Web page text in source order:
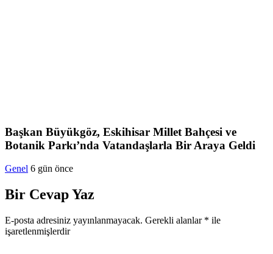
Başkan Büyükgöz, Eskihisar Millet Bahçesi ve
Botanik Parkı’nda Vatandaşlarla Bir Araya Geldi
Genel 6 gün önce
Bir Cevap Yaz
E-posta adresiniz yayınlanmayacak. Gerekli alanlar * ile
işaretlenmişlerdir